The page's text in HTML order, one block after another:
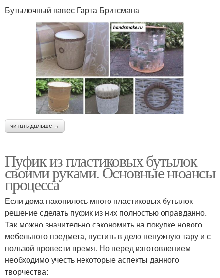
Бутылочный навес Гарта Бритсмана
читать дальше →
Пуфик из пластиковых бутылок
своими руками. Основные нюансы
процесса
Если дома накопилось много пластиковых бутылок
решение сделать пуфик из них полностью оправданно.
Так можно значительно сэкономить на покупке нового
мебельного предмета, пустить в дело ненужную тару и с
пользой провести время. Но перед изготовлением
необходимо учесть некоторые аспекты данного
творчества: